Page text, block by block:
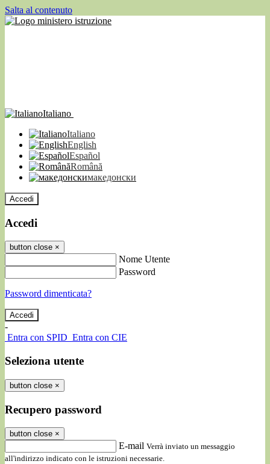
Salta al contenuto
Italiano
Italiano
English
Español
Română
македонски
Accedi
Accedi
button close ×
Nome Utente
Password
Password dimenticata?
-
Entra con SPID Entra con CIE
Seleziona utente
button close ×
Recupero password
button close ×
E-mail Verrà inviato un messaggio
all'indirizzo indicato con le istruzioni necessarie.